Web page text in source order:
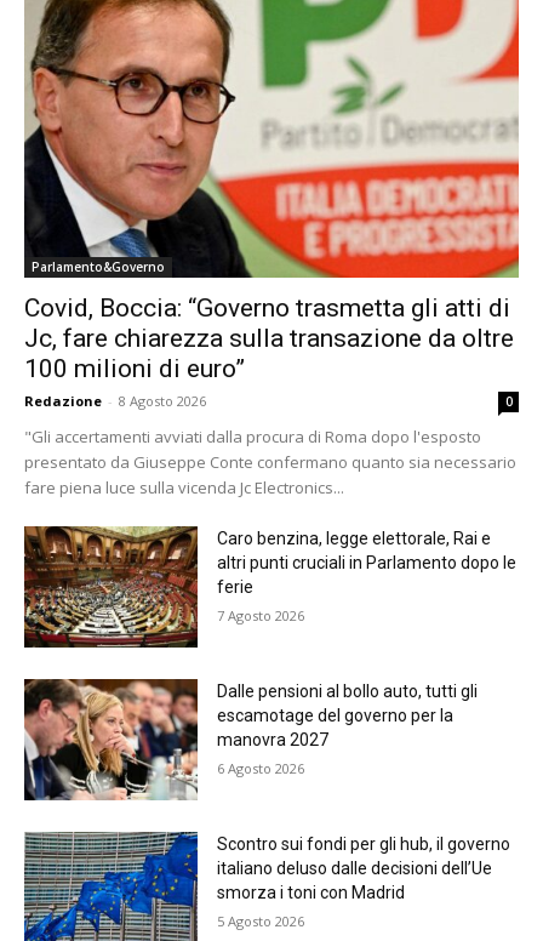
Parlamento&Governo
Covid, Boccia: “Governo trasmetta gli atti di
Jc, fare chiarezza sulla transazione da oltre
100 milioni di euro”
Redazione - 8 Agosto 2026 0
"Gli accertamenti avviati dalla procura di Roma dopo l'esposto
presentato da Giuseppe Conte confermano quanto sia necessario
fare piena luce sulla vicenda Jc Electronics...
Caro benzina, legge elettorale, Rai e
altri punti cruciali in Parlamento dopo le
ferie
7 Agosto 2026
Dalle pensioni al bollo auto, tutti gli
escamotage del governo per la
manovra 2027
6 Agosto 2026
Scontro sui fondi per gli hub, il governo
italiano deluso dalle decisioni dell’Ue
smorza i toni con Madrid
5 Agosto 2026